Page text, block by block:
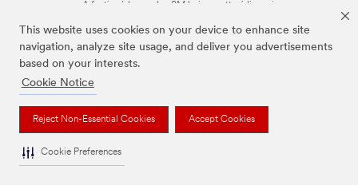
This website uses cookies on your device to enhance site
navigation, analyze site usage, and deliver you advertisements
based on your interests.
Cookie Notice
Reject Non-Essential Cookies Accept Cookies
Cookie Preferences
A fenti márkanevek a 3M bejegyzett védjegyei.